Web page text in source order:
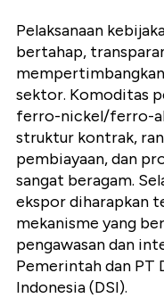
Pelaksanaan
bertahap,
sektor. Komoditas
ferro-nickel/ferro-
struktur kontrak,
pembiayaan, dan
sangat beragam.
ekspor diharapkan
mekanisme yang
pengawasan dan
Pemerintah dan PT
Indonesia (DSI).